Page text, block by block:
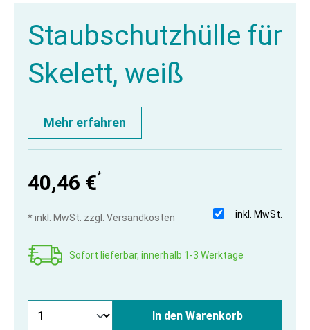
Staubschutzhülle für
Skelett, weiß
Mehr erfahren
40,46 €*
inkl. MwSt.
* inkl. MwSt. zzgl. Versandkosten
Sofort lieferbar, innerhalb 1-3 Werktage
In den Warenkorb